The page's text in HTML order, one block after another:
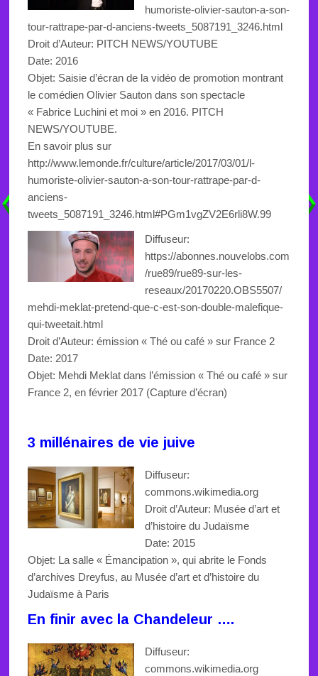
humoriste-olivier-sauton-a-son-
tour-rattrape-par-d-anciens-tweets_5087191_3246.html
Droit d’Auteur: PITCH NEWS/YOUTUBE
Date: 2016
Objet: Saisie d’écran de la vidéo de promotion montrant
le comédien Olivier Sauton dans son spectacle
« Fabrice Luchini et moi » en 2016. PITCH
NEWS/YOUTUBE.
En savoir plus sur
http://www.lemonde.fr/culture/article/2017/03/01/l-
humoriste-olivier-sauton-a-son-tour-rattrape-par-d-
anciens-
tweets_5087191_3246.html#PGm1vgZV2E6rli8W.99
Diffuseur:
https://abonnes.nouvelobs.com
/rue89/rue89-sur-les-
reseaux/20170220.OBS5507/
mehdi-meklat-pretend-que-c-est-son-double-malefique-
qui-tweetait.html
Droit d’Auteur: émission « Thé ou café » sur France 2
Date: 2017
Objet: Mehdi Meklat dans l’émission « Thé ou café » sur
France 2, en février 2017 (Capture d’écran)
3 millénaires de vie juive
Diffuseur:
commons.wikimedia.org
Droit d’Auteur: Musée d’art et
d’histoire du Judaïsme
Date: 2015
Objet: La salle « Émancipation », qui abrite le Fonds
d’archives Dreyfus, au Musée d’art et d’histoire du
Judaïsme à Paris
En finir avec la Chandeleur ….
Diffuseur:
commons.wikimedia.org